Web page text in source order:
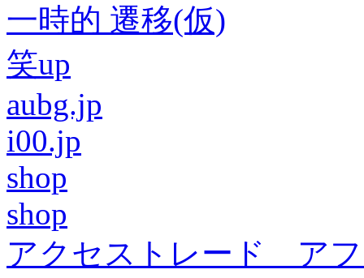
一時的 遷移(仮)
笑up
aubg.jp
i00.jp
shop
shop
アクセストレード ア